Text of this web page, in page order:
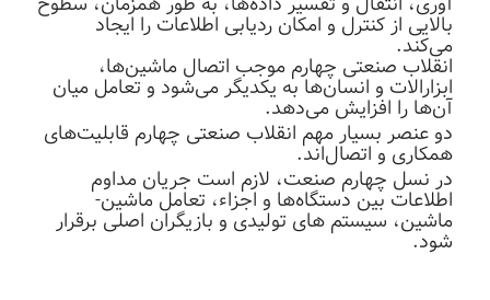
بالایی از کنترل و امکان ردیابی اطلاعات را ایجاد
می‌کند.
انقلاب صنعتی چهارم موجب اتصال ماشین‌ها،
ابزار‌الات و انسان‌ها به یکدیگر می‌شود و تعامل میان
آن‌ها را افزایش می‌دهد.
دو عنصر بسیار مهم انقلاب صنعتی چهارم قابلیت‌های
همکاری و اتصال‌اند.
در نسل چهارم صنعت، لازم است جریان مداوم
اطلاعات بین دستگاه‌ها و اجزاء، تعامل ماشین-
ماشین، سیستم های تولیدی و بازیگران اصلی برقرار
شود.